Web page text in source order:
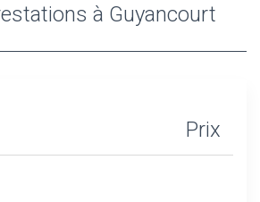
à Guyancourt
Prix